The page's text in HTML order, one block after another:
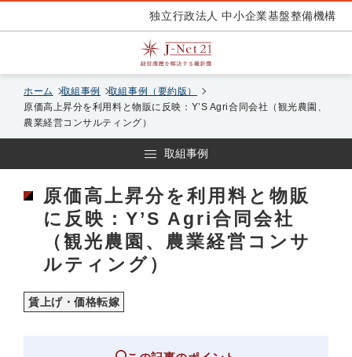
独立行政法人 中小企業基盤整備機構
ホーム 取組事例
取組事例（要約版）
原価高上昇分を利用料と物販に反映：Y’S Agri合同会社（観光農園、
農業経営コンサルティング）
取組事例
原価高上昇分を利用料と物販
に反映：Y’S Agri合同会社
（観光農園、農業経営コンサ
ルティング）
賃上げ・価格転嫁